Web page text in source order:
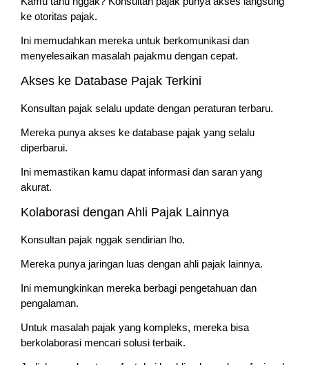
ke otoritas pajak.
Ini memudahkan mereka untuk berkomunikasi dan
menyelesaikan masalah pajakmu dengan cepat.
Akses ke Database Pajak Terkini
Konsultan pajak selalu update dengan peraturan terbaru.
Mereka punya akses ke database pajak yang selalu
diperbarui.
Ini memastikan kamu dapat informasi dan saran yang
akurat.
Kolaborasi dengan Ahli Pajak Lainnya
Konsultan pajak nggak sendirian lho.
Mereka punya jaringan luas dengan ahli pajak lainnya.
Ini memungkinkan mereka berbagi pengetahuan dan
pengalaman.
Untuk masalah pajak yang kompleks, mereka bisa
berkolaborasi mencari solusi terbaik.